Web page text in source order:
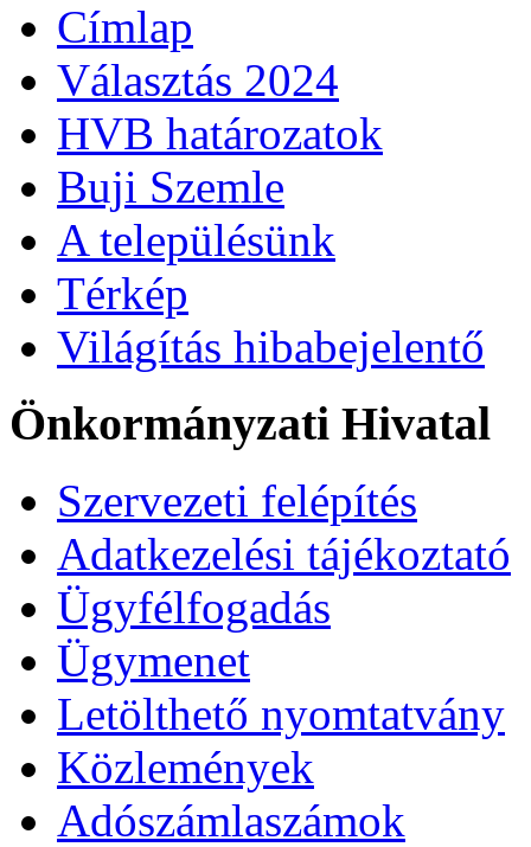
Címlap
Választás 2024
HVB határozatok
Buji Szemle
A településünk
Térkép
Világítás hibabejelentő
Önkormányzati Hivatal
Szervezeti felépítés
Adatkezelési tájékoztató
Ügyfélfogadás
Ügymenet
Letölthető nyomtatvány
Közlemények
Adószámlaszámok